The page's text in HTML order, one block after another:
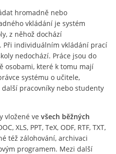
hromadně nebo
vkládání je systém
z něhož dochází
Při individuálním vkládání prací
nedochází. Práce jsou do
osobami, které k tomu mají
systému o učitele,
pracovníky nebo studenty
vložené ve všech běžných
XLS, PPT, TeX, ODF, RTF, TXT,
též zálohování, archivaci
programem. Mezi další